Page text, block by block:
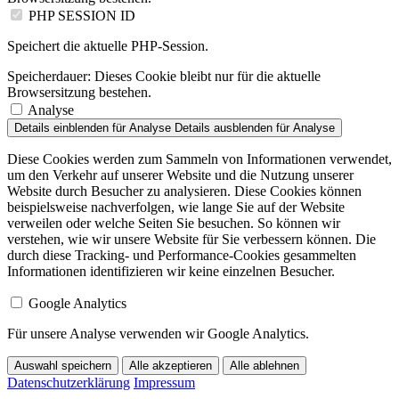
PHP SESSION ID
Speichert die aktuelle PHP-Session.
Speicherdauer: Dieses Cookie bleibt nur für die aktuelle
Browsersitzung bestehen.
Analyse
Details einblenden für Analyse Details ausblenden für Analyse
Diese Cookies werden zum Sammeln von Informationen verwendet,
um den Verkehr auf unserer Website und die Nutzung unserer
Website durch Besucher zu analysieren. Diese Cookies können
beispielsweise nachverfolgen, wie lange Sie auf der Website
verweilen oder welche Seiten Sie besuchen. So können wir
verstehen, wie wir unsere Website für Sie verbessern können. Die
durch diese Tracking- und Performance-Cookies gesammelten
Informationen identifizieren wir keine einzelnen Besucher.
Google Analytics
Für unsere Analyse verwenden wir Google Analytics.
Auswahl speichern Alle akzeptieren Alle ablehnen
Datenschutzerklärung Impressum